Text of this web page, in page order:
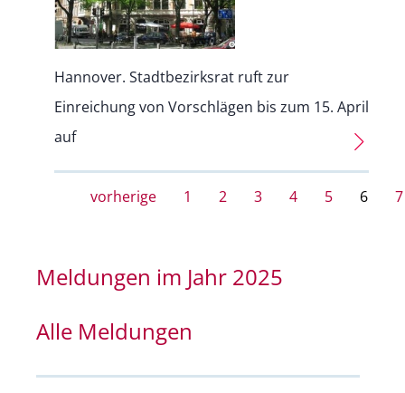
Hannover. Stadtbezirksrat ruft zur
Einreichung von Vorschlägen bis zum 15. April
auf
vorherige 1 2 3 4 5 6 7
Meldungen im Jahr 2025
Alle Meldungen